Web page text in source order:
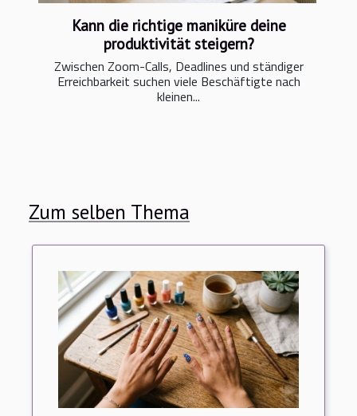
Kann die richtige maniküre deine
produktivität steigern?
Zwischen Zoom-Calls, Deadlines und ständiger
Erreichbarkeit suchen viele Beschäftigte nach
kleinen...
Zum selben Thema